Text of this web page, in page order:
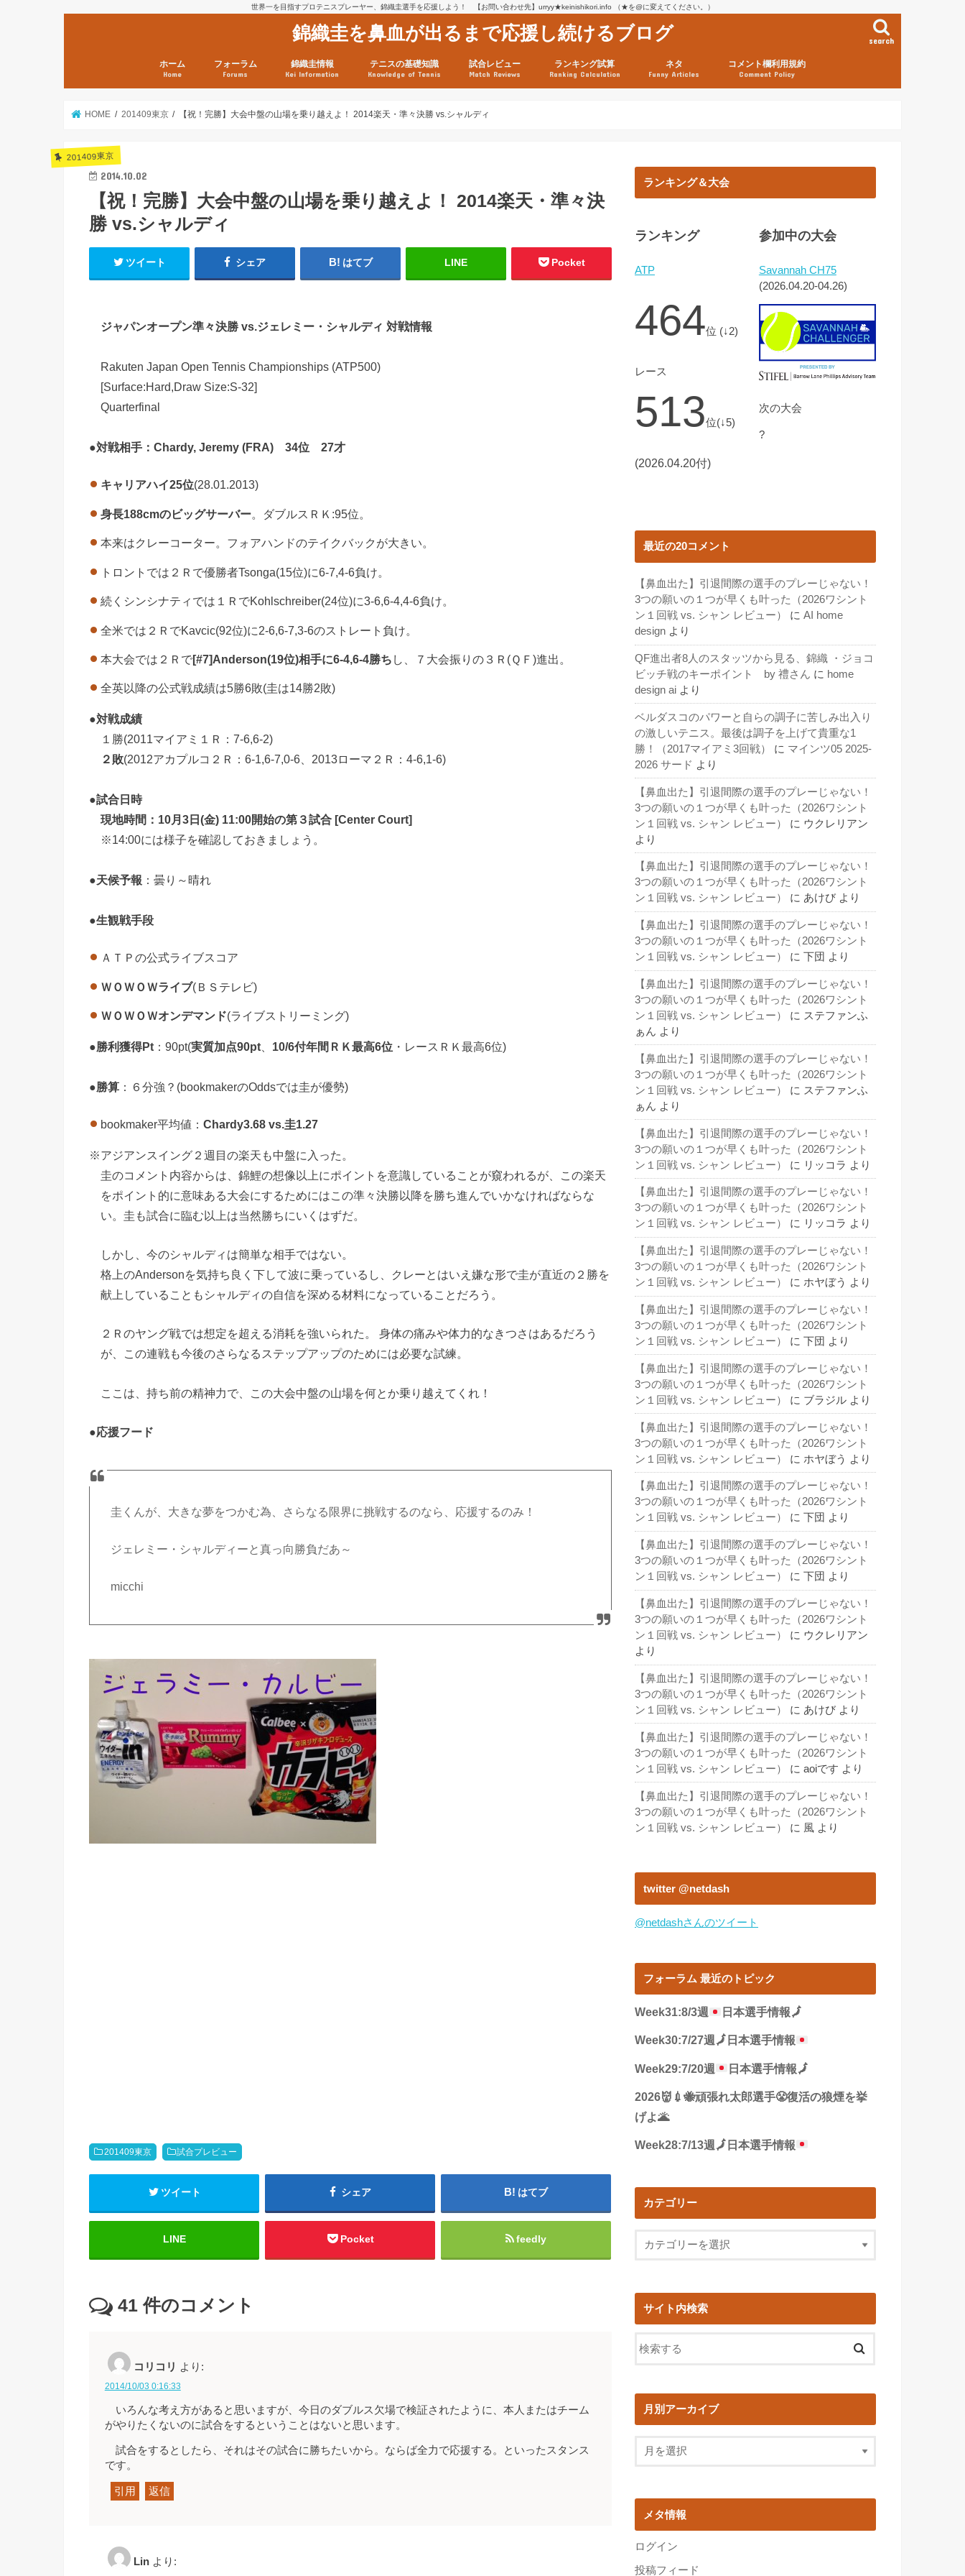
世界一を目指すプロテニスプレーヤー、錦織圭選手を応援しよう！ 【お問い合わせ先】urryy★keinishikori.info （★を@に変えてください。）
錦織圭を鼻血が出るまで応援し続けるブログ search
ホーム
Home
フォーラム
Forums
錦織圭情報
Kei Information
日現在）
点）
テニスの基礎知識
Knowledge of Tennis
試合レビュー
Match Reviews
ランキング試算
Ranking Calculation
ネタ
Funny Articles
コメント欄利用規約
Comment Policy
HOME 201409東京 【祝！完勝】大会中盤の山場を乗り越えよ！ 2014楽天・準々決勝 vs.シャルディ
201409東京
2014.10.02
【祝！完勝】大会中盤の山場を乗り越えよ！ 2014楽天・準々決
勝 vs.シャルディ
ツイート シェア はてブ LINE Pocket
ジャパンオープン準々決勝 vs.ジェレミー・シャルディ 対戦情報
Rakuten Japan Open Tennis Championships (ATP500)
[Surface:Hard,Draw Size:S-32]
Quarterfinal
●対戦相手：Chardy, Jeremy (FRA) 34位 27才
キャリアハイ25位(28.01.2013)
身長188cmのビッグサーバー。ダブルスＲＫ:95位。
本来はクレーコーター。フォアハンドのテイクバックが大きい。
トロントでは２Ｒで優勝者Tsonga(15位)に6-7,4-6負け。
続くシンシナティでは１ＲでKohlschreiber(24位)に3-6,6-4,4-6負け。
全米では２ＲでKavcic(92位)に2-6,6-7,3-6のストレート負け。
本大会では２Ｒで[#7]Anderson(19位)相手に6-4,6-4勝ち し、７大会振りの３Ｒ(ＱＦ)進出。
全英以降の公式戦成績は5勝6敗(圭は14勝2敗)
●対戦成績
１勝(2011マイアミ１Ｒ：7-6,6-2)
２敗(2012アカプルコ２Ｒ：6-1,6-7,0-6、2013ローマ２Ｒ：4-6,1-6)
●試合日時
現地時間：10月3日(金) 11:00開始の第３試合 [Center Court]
※14:00には様子を確認しておきましょう。
●天候予報 ：曇り～晴れ
●生観戦手段
ＡＴＰの公式ライブスコア
ＷＯＷＯＷライブ(ＢＳテレビ)
ＷＯＷＯＷオンデマンド(ライブストリーミング)
●勝利獲得Pt ：90pt(実質加点90pt 10/6付年間ＲＫ最高6位 ・レースＲＫ最高6位)
●勝算 ：６分強？(bookmakerのOddsでは圭が優勢)
bookmaker平均値：Chardy3.68 vs.圭1.27
※アジアンスイング２週目の楽天も中盤に入った。
圭のコメント内容からは、錦鯉の想像以上にポイントを意識していることが窺われるが、この楽天
をポイント的に意味ある大会にするためにはこの準々決勝以降を勝ち進んでいかなければならな
い。圭も試合に臨む以上は当然勝ちにいくはずだ。
しかし、今のシャルディは簡単な相手ではない。
格上のAndersonを気持ち良く下して波に乗っているし、クレーとはいえ嫌な形で圭が直近の２勝を
献上していることもシャルディの自信を深める材料になっていることだろう。
２Ｒのヤング戦では想定を超える消耗を強いられた。 身体の痛みや体力的なきつさはあるだろう
が、この連戦も今後のさらなるステップアップのためには必要な試練。
ここは、持ち前の精神力で、この大会中盤の山場を何とか乗り越えてくれ！
●応援フード
圭くんが、大きな夢をつかむ為、さらなる限界に挑戦するのなら、応援するのみ！
ジェレミー・シャルディーと真っ向勝負だあ～
micchi
201409東京 試合プレビュー
ツイート シェア はてブ
LINE Pocket feedly
41 件のコメント
コリコリ より:
2014/10/03 0:16:33
いろんな考え方があると思いますが、今日のダブルス欠場で検証されたように、本人またはチーム
がやりたくないのに試合をするということはないと思います。
試合をするとしたら、それはその試合に勝ちたいから。ならば全力で応援する。といったスタンス
です。
引用 返信
Lin より:
ランキング＆大会
ランキング
ATP
464位 (↓2)
レース
513位(↓5)
(2026.04.20付)
参加中の大会
Savannah CH75
(2026.04.20-04.26)
次の大会
?
最近の20コメント
【鼻血出た】引退間際の選手のプレーじゃない！
3つの願いの１つが早くも叶った（2026ワシント
ン１回戦 vs. シャン レビュー）
に AI home
design より
QF進出者8人のスタッツから見る、錦織 ・ジョコ
ビッチ戦のキーポイント by 禮さん に home
design ai より
ベルダスコのパワーと自らの調子に苦しみ出入り
の激しいテニス。最後は調子を上げて貴重な1
勝！（2017マイアミ3回戦）
に マインツ05 2025-
2026 サード より
【鼻血出た】引退間際の選手のプレーじゃない！
3つの願いの１つが早くも叶った（2026ワシント
ン１回戦 vs. シャン レビュー）
に ウクレリアン
より
【鼻血出た】引退間際の選手のプレーじゃない！
3つの願いの１つが早くも叶った（2026ワシント
ン１回戦 vs. シャン レビュー）
に あけび より
【鼻血出た】引退間際の選手のプレーじゃない！
3つの願いの１つが早くも叶った（2026ワシント
ン１回戦 vs. シャン レビュー）
に 下団 より
【鼻血出た】引退間際の選手のプレーじゃない！
3つの願いの１つが早くも叶った（2026ワシント
ン１回戦 vs. シャン レビュー）
に ステファンふ
ぁん より
【鼻血出た】引退間際の選手のプレーじゃない！
3つの願いの１つが早くも叶った（2026ワシント
ン１回戦 vs. シャン レビュー）
に ステファンふ
ぁん より
【鼻血出た】引退間際の選手のプレーじゃない！
3つの願いの１つが早くも叶った（2026ワシント
ン１回戦 vs. シャン レビュー）
に リッコラ より
【鼻血出た】引退間際の選手のプレーじゃない！
3つの願いの１つが早くも叶った（2026ワシント
ン１回戦 vs. シャン レビュー）
に リッコラ より
【鼻血出た】引退間際の選手のプレーじゃない！
3つの願いの１つが早くも叶った（2026ワシント
ン１回戦 vs. シャン レビュー）
に ホヤぼう より
【鼻血出た】引退間際の選手のプレーじゃない！
3つの願いの１つが早くも叶った（2026ワシント
ン１回戦 vs. シャン レビュー）
に 下団 より
【鼻血出た】引退間際の選手のプレーじゃない！
3つの願いの１つが早くも叶った（2026ワシント
ン１回戦 vs. シャン レビュー）
に ブラジル より
【鼻血出た】引退間際の選手のプレーじゃない！
3つの願いの１つが早くも叶った（2026ワシント
ン１回戦 vs. シャン レビュー）
に ホヤぼう より
【鼻血出た】引退間際の選手のプレーじゃない！
3つの願いの１つが早くも叶った（2026ワシント
ン１回戦 vs. シャン レビュー）
に 下団 より
【鼻血出た】引退間際の選手のプレーじゃない！
3つの願いの１つが早くも叶った（2026ワシント
ン１回戦 vs. シャン レビュー）
に 下団 より
【鼻血出た】引退間際の選手のプレーじゃない！
3つの願いの１つが早くも叶った（2026ワシント
ン１回戦 vs. シャン レビュー）
に ウクレリアン
より
【鼻血出た】引退間際の選手のプレーじゃない！
3つの願いの１つが早くも叶った（2026ワシント
ン１回戦 vs. シャン レビュー）
に あけび より
【鼻血出た】引退間際の選手のプレーじゃない！
3つの願いの１つが早くも叶った（2026ワシント
ン１回戦 vs. シャン レビュー）
に aoiです より
【鼻血出た】引退間際の選手のプレーじゃない！
3つの願いの１つが早くも叶った（2026ワシント
ン１回戦 vs. シャン レビュー）
に 風 より
twitter @netdash
@netdashさんのツイート
フォーラム 最近のトピック
Week31:8/3週 日本選手情報🗾
Week30:7/27週🗾 日本選手情報
Week29:7/20週 日本選手情報🗾
2026👹💉🐝頑張れ太郎選手😤復活の狼煙を挙
げよ🌋
Week28:7/13週 🗾 日本選手情報
カテゴリー
サイト内検索
月別アーカイブ
メタ情報
ログイン
投稿フィード